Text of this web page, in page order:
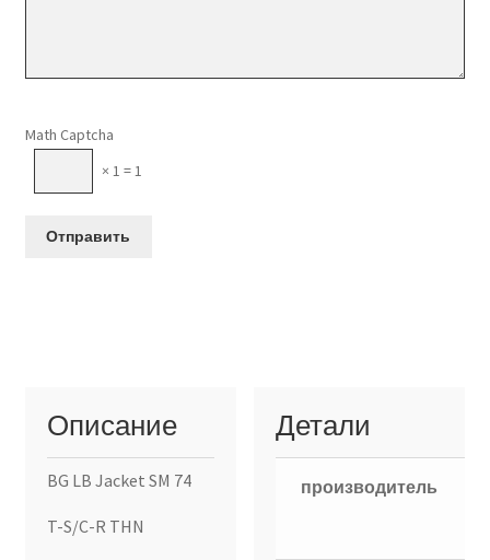
Math Captcha
× 1 = 1
Описание
BG LB Jacket SM 74
T-S/C-R THN
Детали
производитель